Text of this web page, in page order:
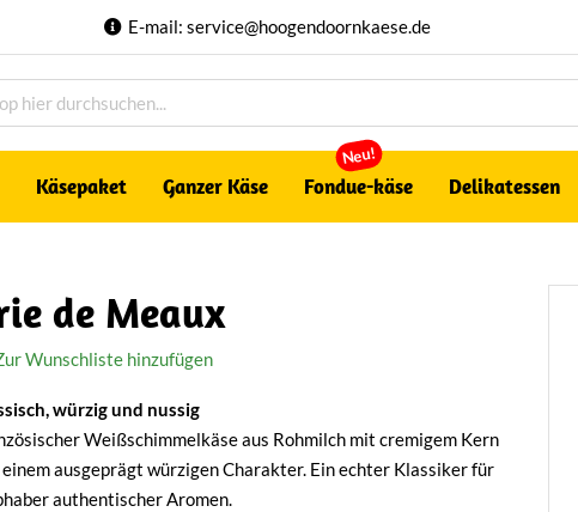
E-mail:service@hoogendoornkaese.de
Käsepaket Ganzer Käse Fondue-käse
Neu!
Delikatessen
de Meaux
Wunschliste hinzufügen
würzig und nussig
Weißschimmelkäse aus Rohmilch mit cremigem Kern
einem ausgeprägt würzigen Charakter. Ein echter Klassiker für
authentischer Aromen.